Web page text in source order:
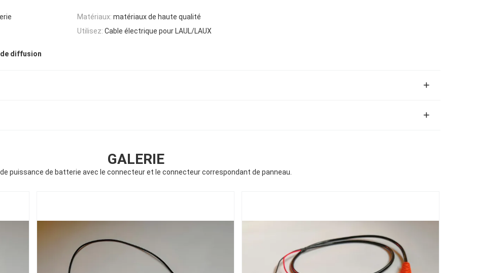
Matériaux: matériaux de haute qualité
Utilisez: Cable électrique pour LAUL/LAUX
diffusion
GALERIE
puissance de batterie avec le connecteur et le connecteur correspondant de panneau.